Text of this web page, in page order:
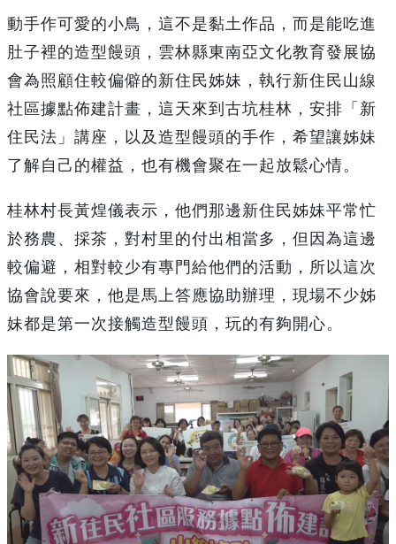
動手作可愛的小鳥，這不是黏土作品，而是能吃進
肚子裡的造型饅頭，雲林縣東南亞文化教育發展協
會為照顧住較偏僻的新住民姊妹，執行新住民山線
社區據點佈建計畫，這天來到古坑桂林，安排「新
住民法」講座，以及造型饅頭的手作，希望讓姊妹
了解自己的權益，也有機會聚在一起放鬆心情。
桂林村長黃煌儀表示，他們那邊新住民姊妹平常忙
於務農、採茶，對村里的付出相當多，但因為這邊
較偏避，相對較少有專門給他們的活動，所以這次
協會說要來，他是馬上答應協助辦理，現場不少姊
妹都是第一次接觸造型饅頭，玩的有夠開心。